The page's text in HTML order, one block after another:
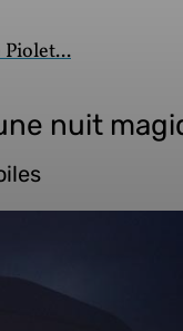
nuit